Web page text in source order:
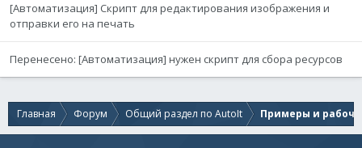
[Автоматизация] Скрипт для редактирования изображения и
отправки его на печать
Перенесено: [Автоматизация] нужен скрипт для сбора ресурсов
Главная Форум Общий раздел по AutoIt Примеры и